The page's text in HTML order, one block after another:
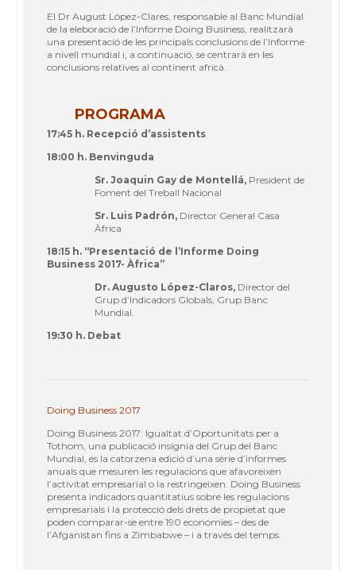
El Dr August López-Clares, responsable al Banc Mundial
de la eleboració de l’Informe Doing Business, realitzarà
una presentació de les principals conclusions de l’Informe
a nivell mundial i, a continuació, se centrarà en les
conclusions relatives al continent africà.
PROGRAMA
17:45 h. Recepció d’assistents
18:00 h. Benvinguda
Sr. Joaquin Gay de Montellá, President de
Foment del Treball Nacional
Sr. Luis Padrón, Director General Casa
Àfrica
18:15 h. “Presentació de l’Informe Doing
Business 2017- Àfrica”
Dr. Augusto López-Claros, Director del
Grup d’Indicadors Globals, Grup Banc
Mundial.
19:30 h. Debat
Doing Business 2017
Doing Business 2017: Igualtat d’Oportunitats per a
Tothom, una publicació insígnia del Grup del Banc
Mundial, és la catorzena edició d’una sèrie d’informes
anuals que mesuren les regulacions que afavoreixen
l’activitat empresarial o la restringeixen. Doing Business
presenta indicadors quantitatius sobre les regulacions
empresarials i la protecció dels drets de propietat que
poden comparar-se entre 190 economies – des de
l’Afganistan fins a Zimbabwe – i a través del temps.